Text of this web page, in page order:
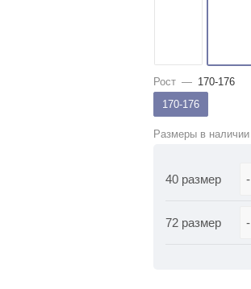
Рост — 170-176
170-176
Размеры в наличии
40 размер -
72 размер -